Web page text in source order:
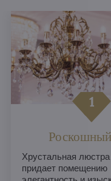
Хрустальная
придает помещению